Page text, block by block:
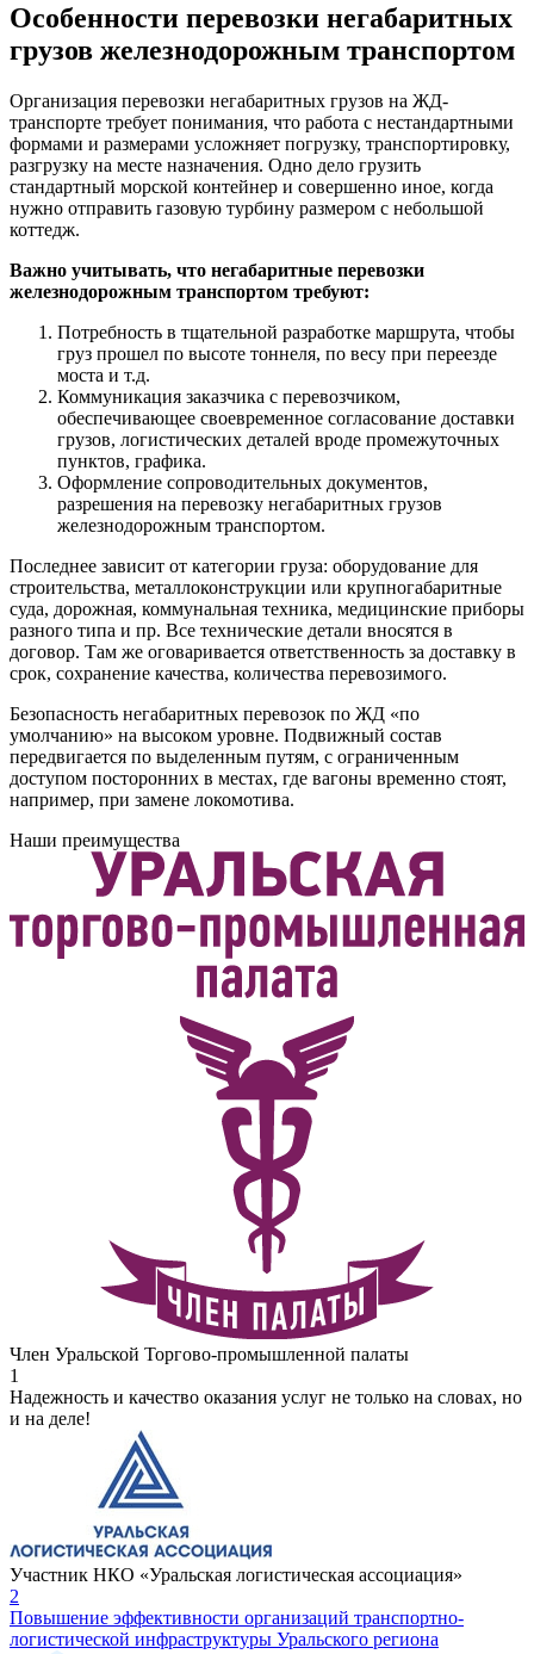
Особенности перевозки негабаритных
грузов железнодорожным транспортом
Организация перевозки негабаритных грузов на ЖД-
транспорте требует понимания, что работа с нестандартными
формами и размерами усложняет погрузку, транспортировку,
разгрузку на месте назначения. Одно дело грузить
стандартный морской контейнер и совершенно иное, когда
нужно отправить газовую турбину размером с небольшой
коттедж.
Важно учитывать, что негабаритные перевозки
железнодорожным транспортом требуют:
Потребность в тщательной разработке маршрута, чтобы
груз прошел по высоте тоннеля, по весу при переезде
моста и т.д.
Коммуникация заказчика с перевозчиком,
обеспечивающее своевременное согласование доставки
грузов, логистических деталей вроде промежуточных
пунктов, графика.
Оформление сопроводительных документов,
разрешения на перевозку негабаритных грузов
железнодорожным транспортом.
Последнее зависит от категории груза: оборудование для
строительства, металлоконструкции или крупногабаритные
суда, дорожная, коммунальная техника, медицинские приборы
разного типа и пр. Все технические детали вносятся в
договор. Там же оговаривается ответственность за доставку в
срок, сохранение качества, количества перевозимого.
Безопасность негабаритных перевозок по ЖД «по
умолчанию» на высоком уровне. Подвижный состав
передвигается по выделенным путям, с ограниченным
доступом посторонних в местах, где вагоны временно стоят,
например, при замене локомотива.
Наши преимущества
Член Уральской Торгово-промышленной палаты
1
Надежность и качество оказания услуг не только на словах, но
и на деле!
Участник НКО «Уральская логистическая ассоциация»
2
Повышение эффективности организаций транспортно-
логистической инфраструктуры Уральского региона